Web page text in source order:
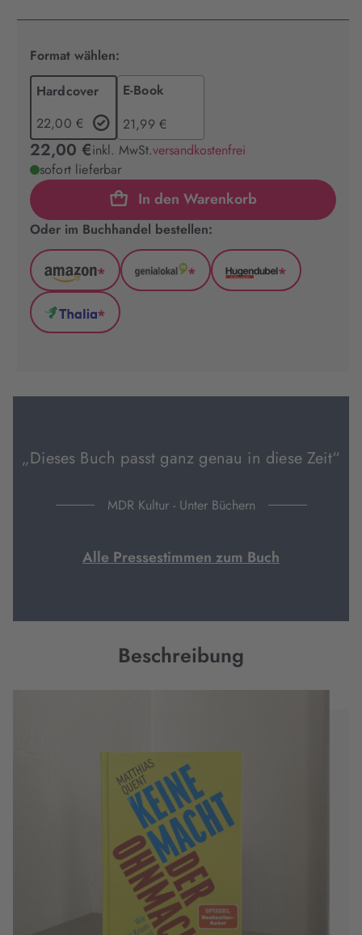
Format wählen:
Hardcover
22,00 €
E-Book
21,99 €
22,00 €inkl. MwSt.versandkostenfrei
sofort lieferbar
In den Warenkorb
Oder im Buchhandel bestellen:
Amazon
(wird
in
neuem
*
GenialLokal
*
Hugendubel
*
Thalia
Tab
*
„Dieses Buch passt ganz genau in diese Zeit“
MDR Kultur - Unter Büchern
Alle Pressestimmen zum Buch
Beschreibung